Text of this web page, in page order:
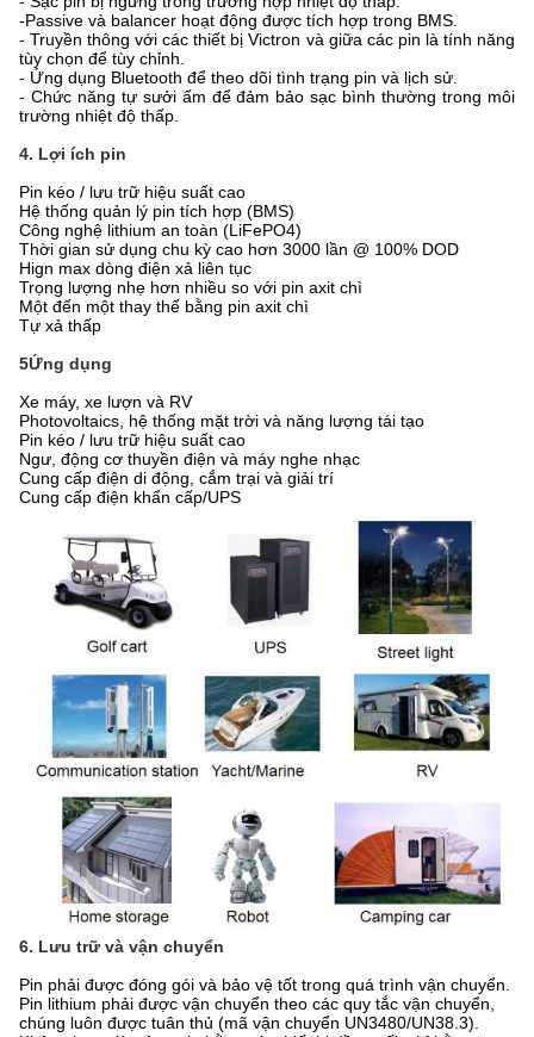
-Passive và balancer hoạt động được tích hợp trong BMS.
- Truyền thông với các thiết bị Victron và giữa các pin là tính năng
tùy chọn để tùy chỉnh.
- Ứng dụng Bluetooth để theo dõi tình trạng pin và lịch sử.
- Chức năng tự sưởi ấm để đảm bảo sạc bình thường trong môi
trường nhiệt độ thấp.
4. Lợi ích pin
Pin kéo / lưu trữ hiệu suất cao
Hệ thống quản lý pin tích hợp (BMS)
Công nghệ lithium an toàn (LiFePO4)
Thời gian sử dụng chu kỳ cao hơn 3000 lần @ 100% DOD
Hign max dòng điện xả liên tục
Trọng lượng nhẹ hơn nhiều so với pin axit chì
Một đến một thay thế bằng pin axit chì
Tự xả thấp
5Ứng dụng
Xe máy, xe lượn và RV
Photovoltaics, hệ thống mặt trời và năng lượng tái tạo
Pin kéo / lưu trữ hiệu suất cao
Ngư, động cơ thuyền điện và máy nghe nhạc
Cung cấp điện di động, cắm trại và giải trí
Cung cấp điện khẩn cấp/UPS
6. Lưu trữ và vận chuyển
Pin phải được đóng gói và bảo vệ tốt trong quá trình vận chuyển.
Pin lithium phải được vận chuyển theo các quy tắc vận chuyển,
chúng luôn được tuân thủ (mã vận chuyển UN3480/UN38.3).